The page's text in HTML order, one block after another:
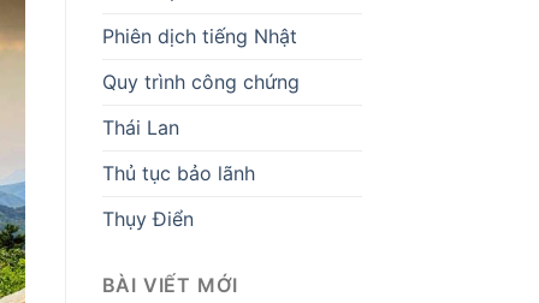
Phiên dịch tiếng Nhật
Quy trình công chứng
Thái Lan
Thủ tục bảo lãnh
Thụy Điển
BÀI VIẾT MỚI